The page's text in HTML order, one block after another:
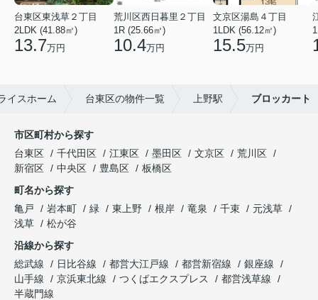
台東区東浅草２丁目
2LDK (41.88㎡)
13.7万円
荒川区西日暮里２丁目
1R (25.66㎡)
10.4万円
文京区湯島４丁目
1LDK (56.12㎡)
15.5万円
イスホーム 台東区の物件一覧 上野駅 ブロッカート
市区町村から探す
台東区
千代田区 江東区 墨田区 文京区
荒川区
新宿区
中央区 豊島区
板橋区
町名から探す
亀戸
岩本町 緑 東上野 根岸 竜泉 千束
元浅草
浅草
松が谷
沿線から探す
総武線
日比谷線 都営大江戸線 都営新宿線
銀座線
山手線
京浜東北線 つくばエクスプレス
都営浅草線
半蔵門線